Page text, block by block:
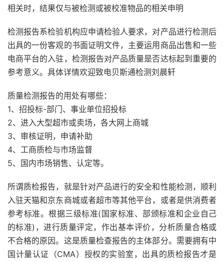
相关时，结果仅与被检测或被校准物品的相关申明
检测报告系检验机构应申请检验人要求，对产品进行检测后
出具的一份客观的书面证明文件，主要运用商品出售和一些
电商平台的入驻，检测报告对产品质量是否达标起到重要的
参考意义。具体详情欢迎致电贝斯通检测刘晨轩
质量检测报告的用处有哪些：
1、招投标-部门、事业单位招投标
2、进入大型超市或卖场，各大网上商城
3、审核证明，申请补助
4、工商质检与市场监督
5、国内市场销售、认定等。
所谓质检报告，就是针对产品进行的安全和性能检测，顺利
入驻天猫和京东商城或者超市等其他平台，或者是供消费者
参考标准。根据三级标准(国家标准、部颁标准和企业自己
的标准)，进行质量评定，作出基本评价，分析质量合格或
不合格的原因。这是质量检查报告的主体部分。需要拥有中
国计量认证（CMA）授权的实验室，出具的质检报告才是